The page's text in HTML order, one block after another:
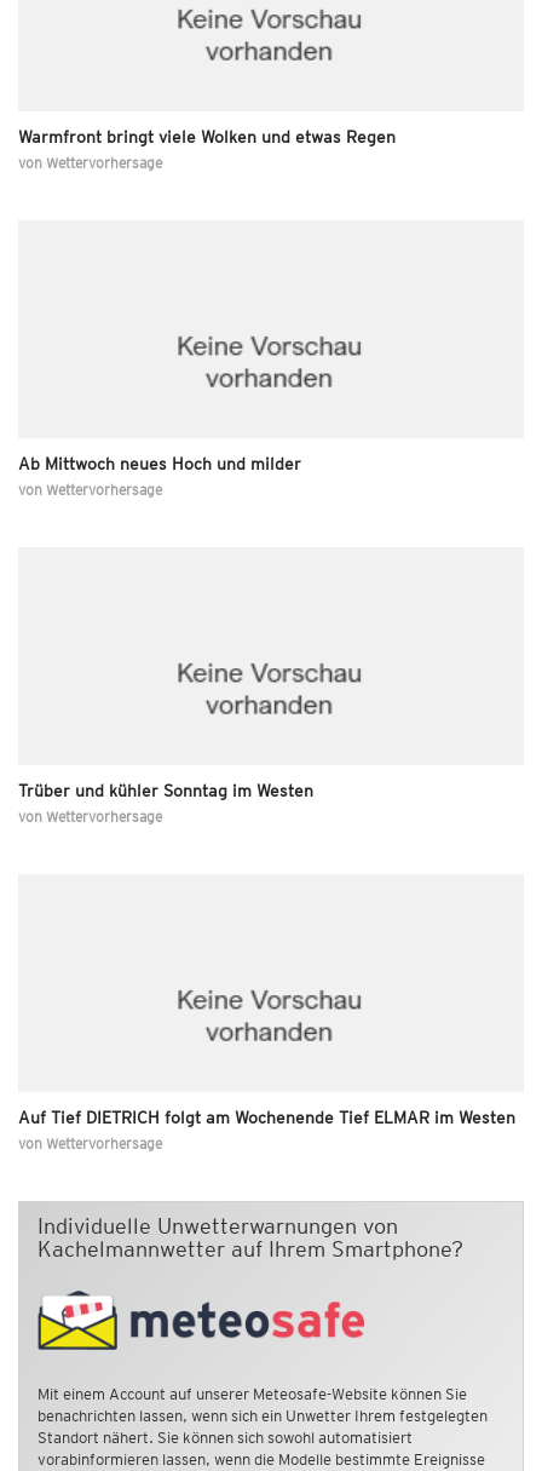
Warmfront bringt viele Wolken und etwas Regen
von Wettervorhersage
Ab Mittwoch neues Hoch und milder
von Wettervorhersage
Trüber und kühler Sonntag im Westen
von Wettervorhersage
Auf Tief DIETRICH folgt am Wochenende Tief ELMAR im Westen
von Wettervorhersage
Individuelle Unwetterwarnungen von
Kachelmannwetter auf Ihrem Smartphone?
Mit einem Account auf unserer Meteosafe-Website können Sie
benachrichten lassen, wenn sich ein Unwetter Ihrem festgelegten
Standort nähert. Sie können sich sowohl automatisiert
vorabinformieren lassen, wenn die Modelle bestimmte Ereignisse